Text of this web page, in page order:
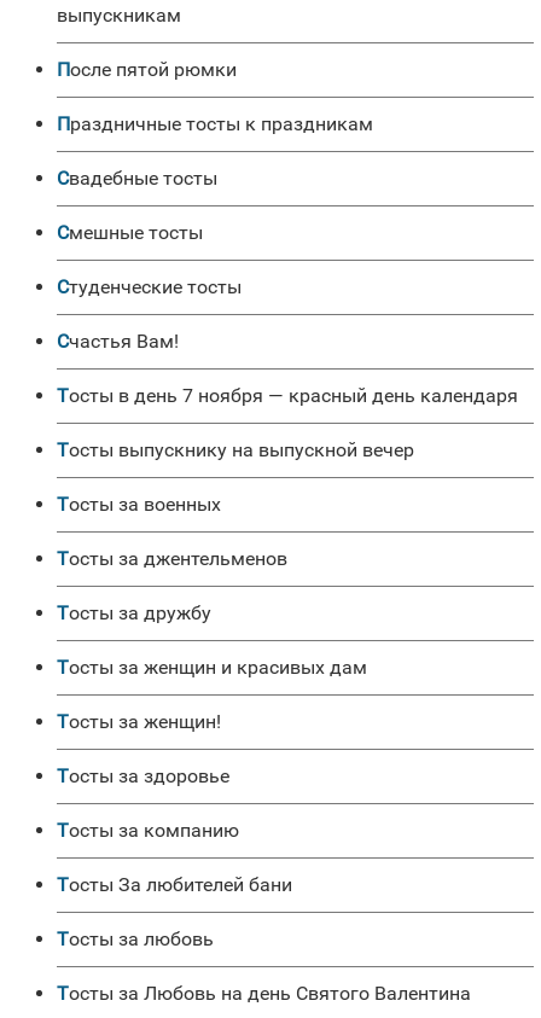
выпускникам
После пятой рюмки
Праздничные тосты к праздникам
Свадебные тосты
Смешные тосты
Студенческие тосты
Счастья Вам!
Тосты в день 7 ноября — красный день календаря
Тосты выпускнику на выпускной вечер
Тосты за военных
Тосты за джентельменов
Тосты за дружбу
Тосты за женщин и красивых дам
Тосты за женщин!
Тосты за здоровье
Тосты за компанию
Тосты За любителей бани
Тосты за любовь
Тосты за Любовь на день Святого Валентина